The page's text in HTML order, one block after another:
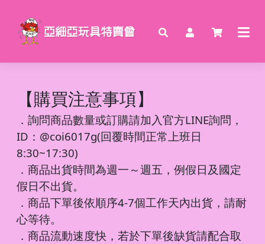
【購買注意事項】
． 詢問商品數量或訂購請加入官方LINE詢問，
ID：@coi6017g(回覆時間正常上班日
8:30~17:30)
．商品出貨時間為週一～週五，例假日及國定
假日不出貨。
．商品下單後依順序4-7個工作天內出貨，請耐
心等待。
．商品流動速度快，若於下單後缺貨請配合取